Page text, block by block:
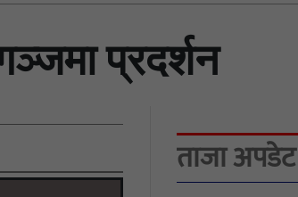
प्रदर्शन
ताजा अपडेट